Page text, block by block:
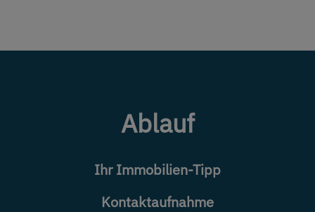
Ablauf
Ihr Immobilien-Tipp
Kontaktaufnahme